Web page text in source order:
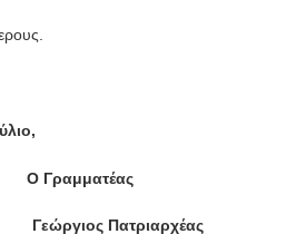
Πατριαρχέας